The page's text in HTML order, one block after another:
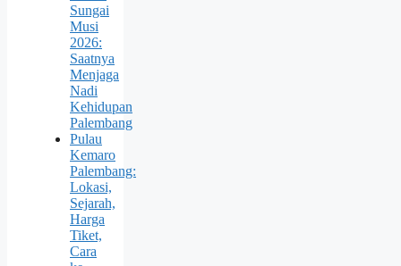
Sungai
Musi
2026:
Saatnya
Menjaga
Nadi
Kehidupan
Palembang
Pulau
Kemaro
Palembang:
Lokasi,
Sejarah,
Harga
Tiket,
Cara